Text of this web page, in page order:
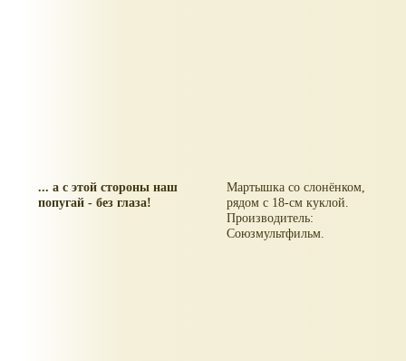
... а с этой стороны наш
попугай - без глаза!
Мартышка со слонёнком,
рядом с 18-см куклой.
Производитель:
Союзмультфильм.